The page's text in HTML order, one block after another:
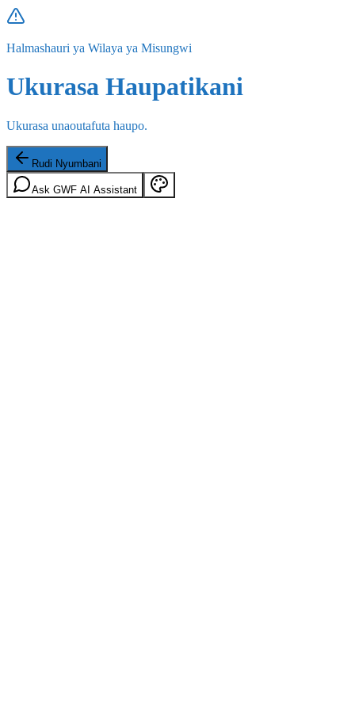
Halmashauri ya Wilaya ya Misungwi
Ukurasa Haupatikani
Ukurasa unaoutafuta haupo.
Rudi Nyumbani
Ask GWF AI Assistant